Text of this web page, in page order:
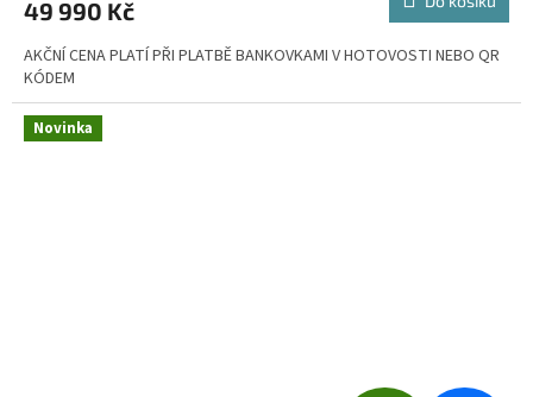
A
49 990 Kč
AKČNÍ CENA PLATÍ PŘI PLATBĚ BANKOVKAMI V HOTOVOSTI NEBO QR
KÓDEM
Novinka